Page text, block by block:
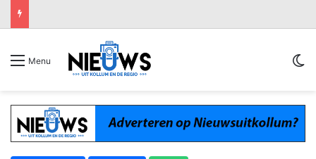
Menu